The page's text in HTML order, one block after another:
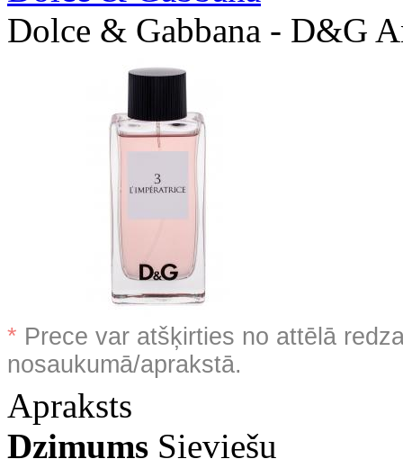
Dolce & Gabbana - D&G
* Prece var atšķirties no attēlā
nosaukumā/aprakstā.
Apraksts
Dzimums Sieviešu